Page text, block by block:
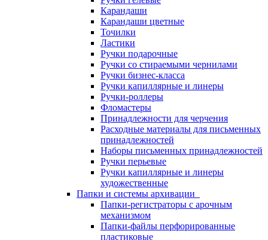
Карандаши
Карандаши цветные
Точилки
Ластики
Ручки подарочные
Ручки со стираемыми чернилами
Ручки бизнес-класса
Ручки капиллярные и линеры
Ручки-роллеры
Фломастеры
Принадлежности для черчения
Расходные материалы для письменных
принадлежностей
Наборы письменных принадлежностей
Ручки перьевые
Ручки капиллярные и линеры
художественные
Папки и системы архивации
Папки-регистраторы с арочным
механизмом
Папки-файлы перфорированные
пластиковые